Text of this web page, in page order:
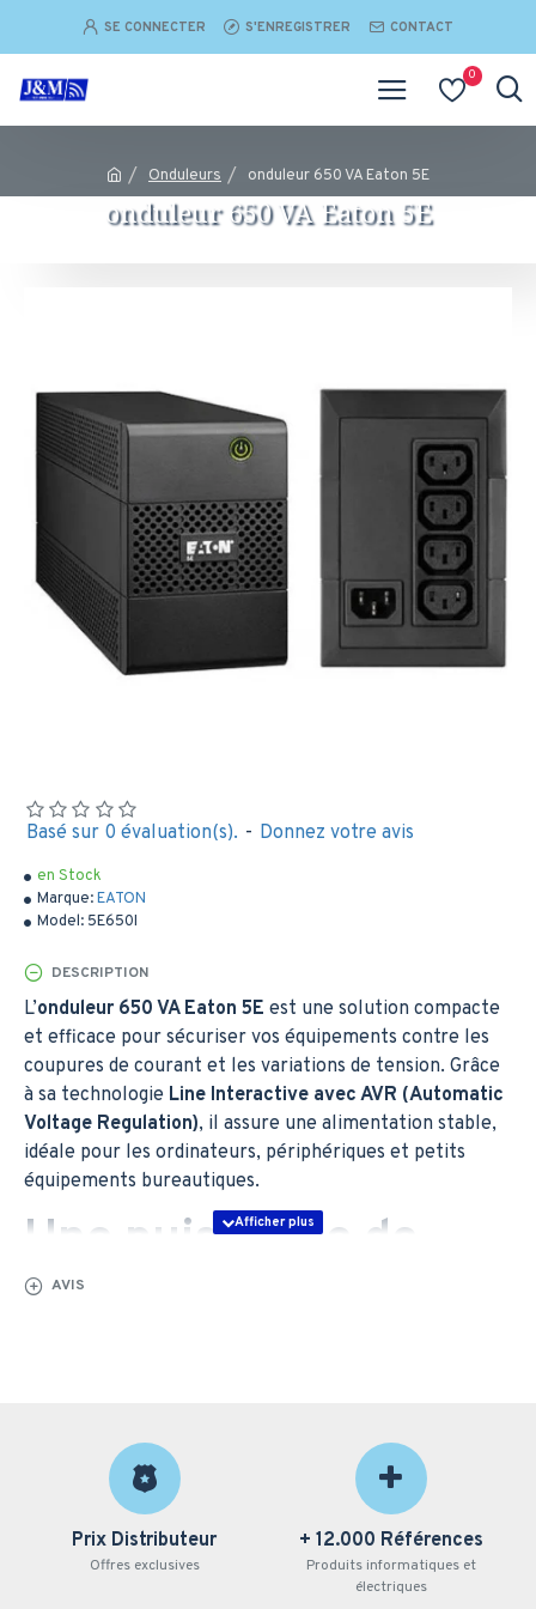
SE CONNECTER S'ENREGISTRER CONTACT
0
Onduleurs onduleur 650 VA Eaton 5E
onduleur 650 VA Eaton 5E
en Stock
Marque:EATON
Model: 5E650I
Basé sur 0 évaluation(s). - Donnez votre avis
DESCRIPTION
L’onduleur 650 VA Eaton 5E est une solution compacte
et efficace pour sécuriser vos équipements contre les
coupures de courant et les variations de tension. Grâce
à sa technologie Line Interactive avec AVR (Automatic
Voltage Regulation), il assure une alimentation stable,
idéale pour les ordinateurs, périphériques et petits
équipements bureautiques.
Une puissance de
650 VA adaptée au
interruptions électriques. Sa fonction démarrage à
permet d’allumer vos appareils même en cas
d’absence secteur.
Connexions pratiques
AVIS
Prix Distributeur
Offres exclusives
+ 12.000 Références
Produits informatiques et
électriques